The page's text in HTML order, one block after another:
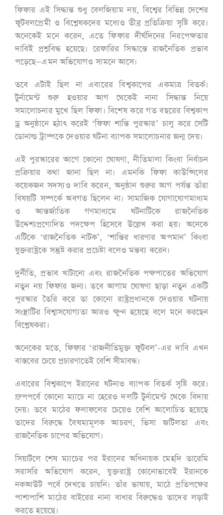
ফিফার এই সিদ্ধান্ত শুধু বেলজিয়াম নয়, বিশ্বের বিভিন্ন দেশের
ফুটবলপ্রেমী ও বিশ্লেষকদের মধ্যেও তীব্র প্রতিক্রিয়া সৃষ্টি করে।
অনেকেই মনে করেন, এতে ফিফার দীর্ঘদিনের নিরপেক্ষতার
দাবিই প্রশ্নবিদ্ধ হয়েছে। রেফারির সিদ্ধান্তে রাজনৈতিক প্রভাব
পড়েছে—এমন অভিযোগও সামনে আসে।
তবে এটাই ছিল না এবারের বিশ্বকাপের একমাত্র বিতর্ক।
টুর্নামেন্ট শুরু হওয়ার আগ থেকেই নানা সিদ্ধান্ত নিয়ে
সমালোচনার মুখে ছিল ফিফা। বিশেষ করে গত বছরের বিশ্বকাপ
ড্র অনুষ্ঠানে হঠাৎ করেই ‘ফিফা শান্তি পুরস্কার’ চালু করে সেটি
ডোনাল্ড ট্রাম্পকে দেওয়ার ঘটনা ব্যাপক সমালোচনার জন্ম দেয়।
এই পুরস্কারের আগে কোনো ঘোষণা, নীতিমালা কিংবা নির্বাচন
প্রক্রিয়ার কথা জানা ছিল না। এমনকি ফিফা কাউন্সিলের
কয়েকজন সদস্যও দাবি করেন, অনুষ্ঠান শুরুর আগ পর্যন্ত তাঁরা
বিষয়টি সম্পর্কে অবগত ছিলেন না। সামাজিক যোগাযোগমাধ্যম
ও আন্তর্জাতিক গণমাধ্যমে ঘটনাটিকে রাজনৈতিক
উদ্দেশ্যপ্রণোদিত পদক্ষেপ হিসেবে উল্লেখ করা হয়। অনেকে
এটিকে ‘রাজনৈতিক নাটক’, ‘শান্তির ধারণার অপমান’ কিংবা
যুক্তরাষ্ট্রকে সন্তুষ্ট করার প্রচেষ্টা বলেও মন্তব্য করেন।
দুর্নীতি, প্রভাব খাটানো এবং রাজনৈতিক পক্ষপাতের অভিযোগ
নতুন নয় ফিফার জন্য। তবে আগাম ঘোষণা ছাড়া নতুন একটি
পুরস্কার তৈরি করে তা কোনো রাষ্ট্রপ্রধানকে দেওয়ার ঘটনায়
সংস্থাটির বিশ্বাসযোগ্যতা আরও ক্ষুণ্ন হয়েছে বলে মনে করছেন
বিশ্লেষকরা।
অনেকের মতে, ফিফার ‘রাজনীতিমুক্ত ফুটবল’-এর দাবি এখন
বাস্তবের চেয়ে প্রচারণাতেই বেশি সীমাবদ্ধ।
এবারের বিশ্বকাপে ইরানের ঘটনাও ব্যাপক বিতর্ক সৃষ্টি করে।
গ্রুপপর্বে কোনো ম্যাচে না হেরেও দলটি টুর্নামেন্ট থেকে বিদায়
নেয়। তবে মাঠের ফলাফলের চেয়েও বেশি আলোচিত হয়েছে
তাদের বিরুদ্ধে বৈষম্যমূলক আচরণ, ভিসা জটিলতা এবং
রাজনৈতিক চাপের অভিযোগ।
সিয়াটলে শেষ ম্যাচের পর ইরানের অধিনায়ক মেহদি তারেমি
সরাসরি অভিযোগ করেন, যুক্তরাষ্ট্র কোনোভাবেই ইরানকে
নকআউট পর্বে দেখতে চায়নি। তাঁর ভাষায়, মাঠে প্রতিপক্ষের
পাশাপাশি মাঠের বাইরের নানা বাধার বিরুদ্ধেও তাদের লড়াই
করতে হয়েছে।